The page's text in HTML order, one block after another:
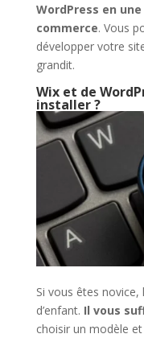
WordPress en
commerce. Vous
développer votre
grandit.
Wix et de
installer ?
Si vous êtes novice,
d’enfant. Il vous
choisir un modèle